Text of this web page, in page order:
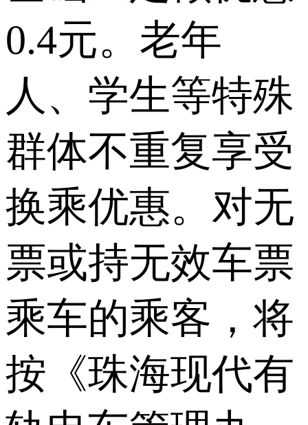
0.4元。老年
人、学生等特殊
群体不重复享受
换乘优惠。对无
票或持无效车票
乘车的乘客，将
按《珠海现代有